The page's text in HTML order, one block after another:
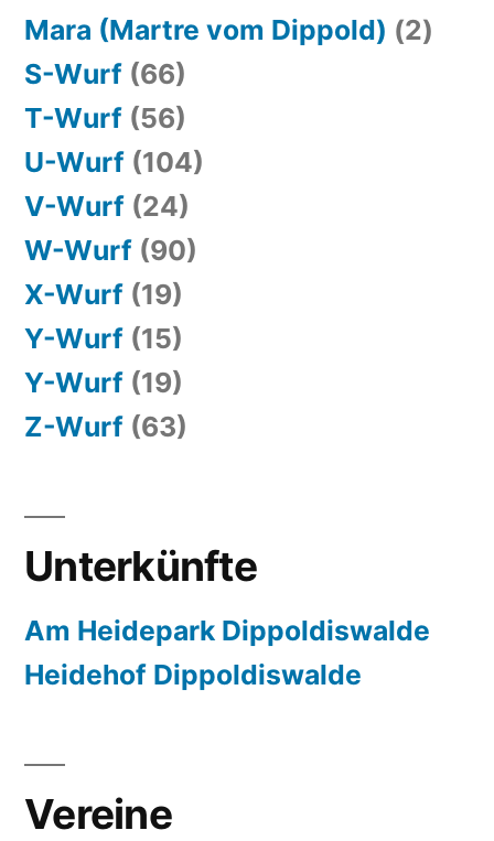
Mara (Martre vom Dippold) (2)
S-Wurf (66)
T-Wurf (56)
U-Wurf (104)
V-Wurf (24)
W-Wurf (90)
X-Wurf (19)
Y-Wurf (15)
Y-Wurf (19)
Z-Wurf (63)
Unterkünfte
Am Heidepark Dippoldiswalde
Heidehof Dippoldiswalde
Vereine